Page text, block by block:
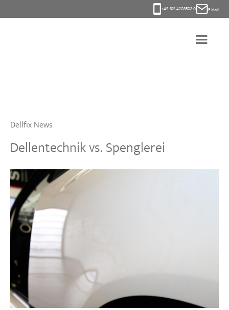
+49 821 4208508-0 E-Mail
Dellfix News
Dellentechnik vs. Spenglerei